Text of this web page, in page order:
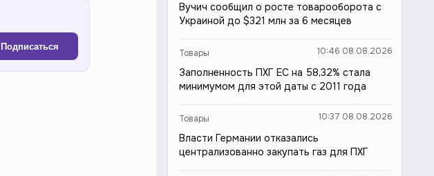
Подписаться
Вучич сообщил о росте товарооборота с
Украиной до $321 млн за 6 месяцев
Товары 10:46 08.08.2026
Заполненность ПХГ ЕС на 58,32% стала
минимумом для этой даты с 2011 года
Товары 10:37 08.08.2026
Власти Германии отказались
централизованно закупать газ для ПХГ